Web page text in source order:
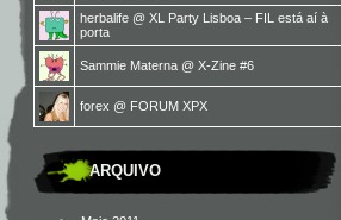
herbalife @ XL Party Lisboa – FIL está aí à
porta
Sammie Materna @ X-Zine #6
forex @ FORUM XPX
ARQUIVO